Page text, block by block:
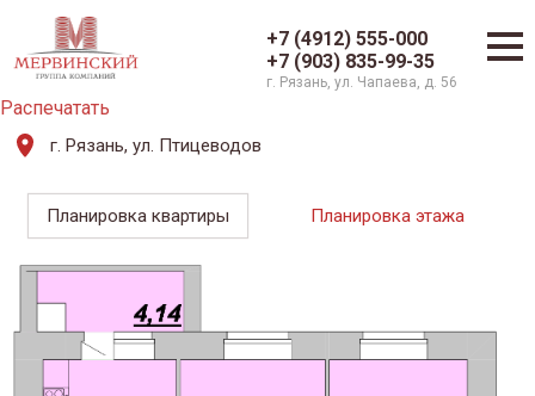
+7 (4912) 555-000
+7 (903) 835-99-35
г. Рязань, ул. Чапаева, д. 56
Распечатать
г. Рязань, ул. Птицеводов
Планировка квартиры Планировка этажа